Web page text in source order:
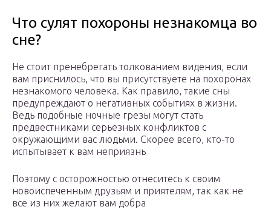
Что сулят похороны незнакомца во
сне?
Не стоит пренебрегать толкованием видения, если
вам приснилось, что вы присутствуете на похоронах
незнакомого человека. Как правило, такие сны
предупреждают о негативных событиях в жизни.
Ведь подобные ночные грезы могут стать
предвестниками серьезных конфликтов с
окружающими вас людьми. Скорее всего, кто-то
испытывает к вам неприязнь
Поэтому с осторожностью отнеситесь к своим
новоиспеченным друзьям и приятелям, так как не
все из них желают вам добра